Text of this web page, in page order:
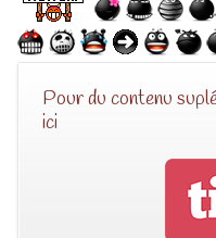
Pour du contenu
ici